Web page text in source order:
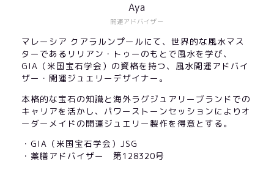
開運アドバイザー
Aya
マレーシア クアラルンプールにて、世界的な風水マス
ターであるリリアン・トゥーのもとで風水を学び、
GIA（米国宝石学会）の資格を持つ、風水開運アドバイ
ザー・開運ジュエリーデザイナー。
本格的な宝石の知識と海外ラグジュアリーブランドでの
キャリアを活かし、パワーストーンセッションによりオ
ーダーメイドの開運ジュエリー製作を得意とする。
・GIA（米国宝石学会）JSG
・薬膳アドバイザー 第128320号